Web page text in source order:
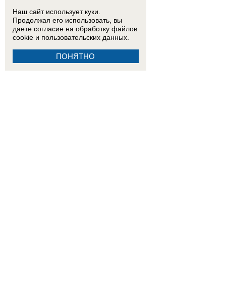
Наш сайт использует куки.
Продолжая его использовать, вы
даете согласие на обработку файлов
cookie и пользовательских данных.
ПОНЯТНО